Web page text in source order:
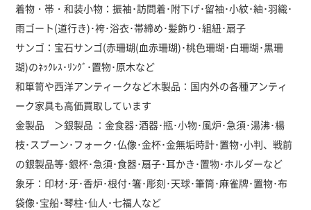
着物・帯・和装小物：振袖･訪問着･附下げ･留袖･小紋･紬･羽織･
雨ゴート(道行き)･袴･浴衣･帯締め･髪飾り･組紐･扇子
サンゴ：宝石サンゴ(赤珊瑚(血赤珊瑚)･桃色珊瑚･白珊瑚･黒珊
瑚)のﾈｯｸﾚｽ･ﾘﾝｸﾞ･置物･原木など
和箪笥や西洋アンティークなど木製品：国内外の各種アンティ
ーク家具も高価買取しています
金製品 ＞銀製品 ：金食器･酒器･瓶･小物･風炉･急須･湯沸･楊
枝･スプーン･フォーク･仏像･金杯･金無垢時計･置物･小判、戦前
の銀製品等･銀杯･急須･食器･扇子･耳かき･置物･ホルダーなど
象牙：印材･牙･香炉･根付･箸･彫刻･天球･筆筒･麻雀牌･置物･布
袋像･宝船･琴柱･仙人･七福人など